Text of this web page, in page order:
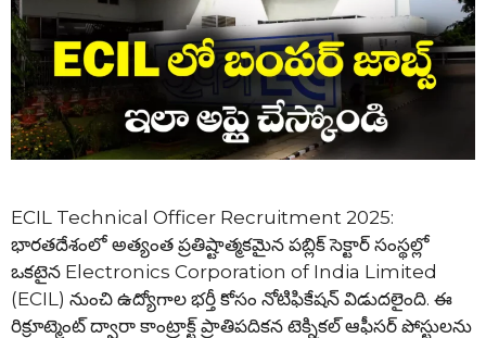
ECIL Technical Officer Recruitment 2025:
భారతదేశంలో అత్యంత ప్రతిష్టాత్మకమైన పబ్లిక్ సెక్టార్ సంస్థల్లో
ఒకటైన Electronics Corporation of India Limited
(ECIL) నుంచి ఉద్యోగాల భర్తీ కోసం నోటిఫికేషన్ విడుదలైంది. ఈ
రిక్రూట్మెంట్ ద్వారా కాంట్రాక్ట్ ప్రాతిపదికన టెక్నికల్ ఆఫీసర్ పోస్టులను